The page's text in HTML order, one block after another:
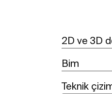
2D ve 3D
Bim
Teknik